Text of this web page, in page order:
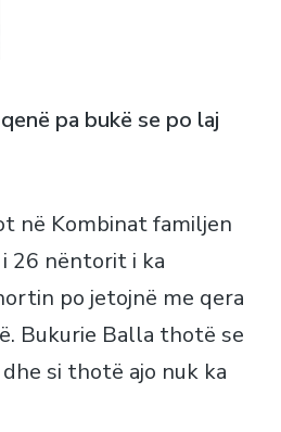
pa bukë se po laj
në Kombinat familjen
26 nëntorit i ka
po jetojnë me qera
Bukurie Balla thotë se
si thotë ajo nuk ka